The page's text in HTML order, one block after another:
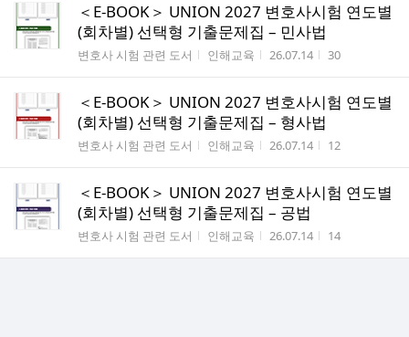
＜E-BOOK＞ UNION 2027 변호사시험 연도별
(회차별) 선택형 기출문제집 – 민사법
게시판명
변호사 시험 관련 도서 작성자
인해교육 작성시간
26.07.14 조회수
30
＜E-BOOK＞ UNION 2027 변호사시험 연도별
(회차별) 선택형 기출문제집 – 형사법
게시판명
변호사 시험 관련 도서 작성자
인해교육 작성시간
26.07.14 조회수
12
＜E-BOOK＞ UNION 2027 변호사시험 연도별
(회차별) 선택형 기출문제집 – 공법
게시판명
변호사 시험 관련 도서 작성자
인해교육 작성시간
26.07.14 조회수
14